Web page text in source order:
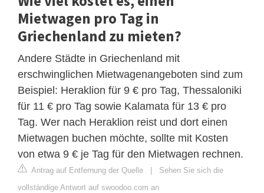
Mietwagen pro Tag in
Griechenland zu mieten?
Andere Städte in Griechenland mit
erschwinglichen Mietwagenangeboten sind zum
Beispiel: Heraklion für 9 € pro Tag, Thessaloniki
für 11 € pro Tag sowie Kalamata für 13 € pro
Tag. Wer nach Heraklion reist und dort einen
Mietwagen buchen möchte, sollte mit Kosten
von etwa 9 € je Tag für den Mietwagen rechnen.
Antrag auf Entfernung der Quelle
Sehen Sie sich die
vollständige Antwort auf swoodoo.com an